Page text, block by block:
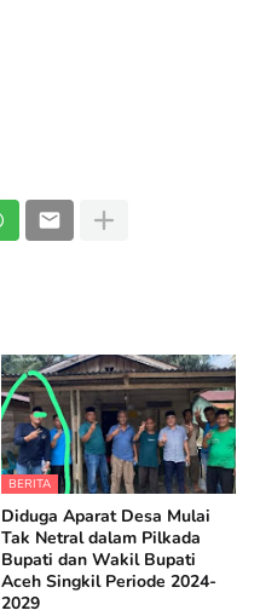
BERITA
Diduga Aparat Desa Mulai
Tak Netral dalam Pilkada
Bupati dan Wakil Bupati
Aceh Singkil Periode 2024-
2029